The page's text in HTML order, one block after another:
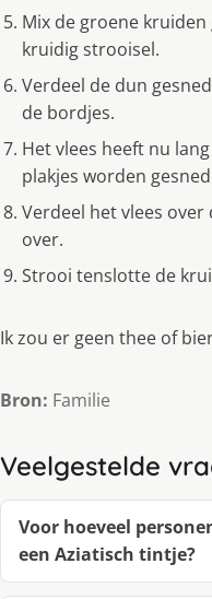
Mix de groene
kruidig strooisel.
Verdeel de dun
de bordjes.
Het vlees heeft nu
plakjes worden
Verdeel het vlees
over.
Strooi tenslotte de
Ik zou er geen thee of
Bron: Familie
Veelgestelde
Voor hoeveel
een Aziatisch tintje?